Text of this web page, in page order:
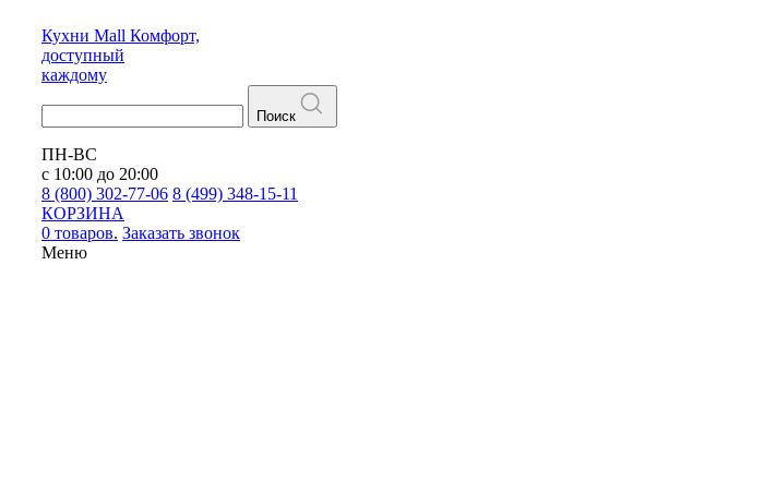
Кухни Mall Комфорт,
доступный
каждому
Поиск
ПН-ВС
с 10:00 до 20:00
8 (800) 302-77-06 8 (499) 348-15-11
КОРЗИНА
0 товаров. Заказать звонок
Меню